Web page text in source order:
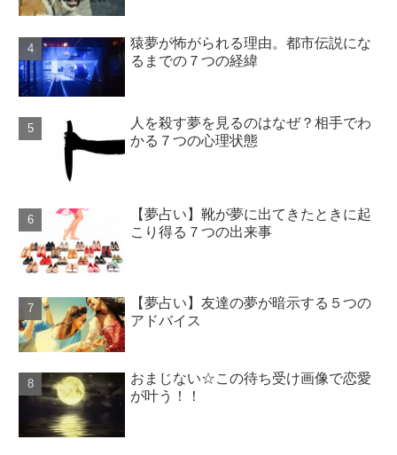
猿夢が怖がられる理由。都市伝説にな
るまでの７つの経緯
人を殺す夢を見るのはなぜ？相手でわ
かる７つの心理状態
【夢占い】靴が夢に出てきたときに起
こり得る７つの出来事
【夢占い】友達の夢が暗示する５つの
アドバイス
おまじない☆この待ち受け画像で恋愛
が叶う！！